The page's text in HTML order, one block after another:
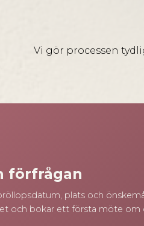
Vi gör processen
förfrågan
plats och
och bokar ett första möte om